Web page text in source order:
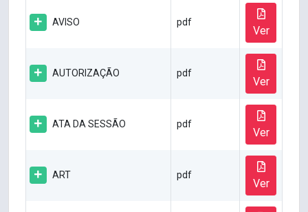
AVISO pdf
Ver
AUTORIZAÇÃO pdf
Ver
ATA DA SESSÃO pdf
Ver
ART pdf
Ver